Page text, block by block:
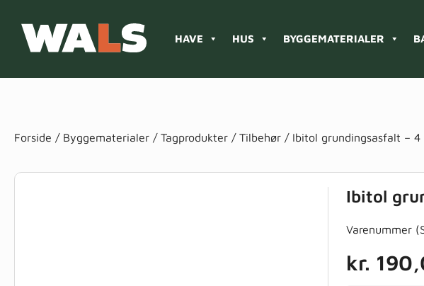
HAVE HUS BYGGEMATERIALER
Forside / Byggematerialer / Tagprodukter / Tilbehør / Ibitol grundingsasfalt –
Ibitol
Varenummer
kr.